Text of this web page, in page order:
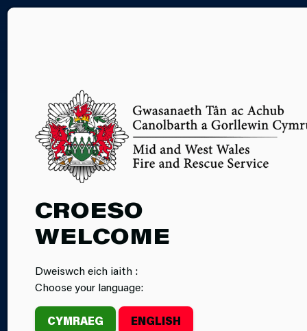
CROESO
WELCOME
Dweiswch eich iaith :
Choose your language:
CYMRAEG ENGLISH
Home O Dan Sylw #LosgiiAmddiffyn